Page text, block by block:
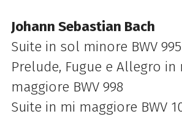
Johann Sebastian Bach
Suite in sol minore BWV 995
Prelude, Fugue e Allegro in
maggiore BWV 998
Suite in mi maggiore BWV